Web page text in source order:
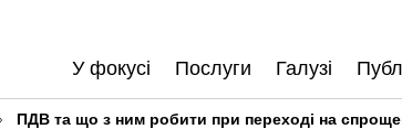
У фокусі Послуги Галузі
ПДВ та що з ним робити при переході на